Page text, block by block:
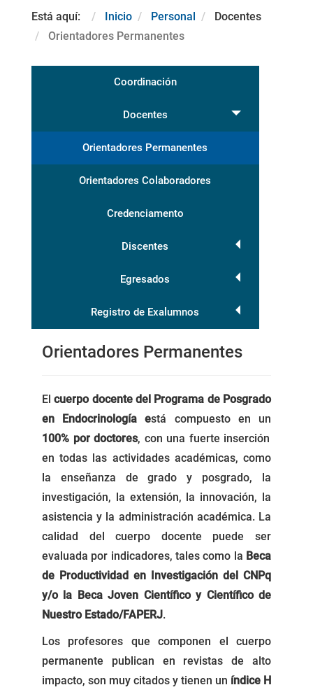
Está aquí: Inicio Personal
Docentes
Orientadores Permanentes
Coordinación
Docentes
Orientadores Permanentes
Orientadores Colaboradores
Credenciamento
Discentes
Egresados
Registro de Exalumnos
Orientadores Permanentes
Elcuerpo docente del Programa de Posgrado
en Endocrinología está compuesto en un
100% por doctores, con una fuerte inserción
en todas las actividades académicas, como
la enseñanza de grado y posgrado, la
investigación, la extensión, la innovación, la
asistencia y la administración académica. La
calidad del cuerpo docente puede ser
evaluada por indicadores, tales como la Beca
de Productividad en Investigación del CNPq
y/o la Beca Joven Científico y Científico de
Nuestro Estado/FAPERJ.
Los profesores que componen el cuerpo
permanente publican en revistas de alto
impacto, son muy citados y tienen un índice H